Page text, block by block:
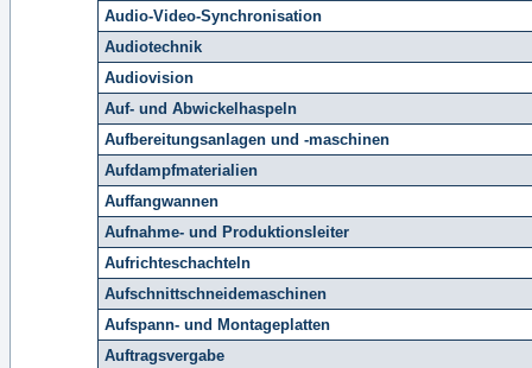
Audio-Video-Synchronisation
Audiotechnik
Audiovision
Auf- und Abwickelhaspeln
Aufbereitungsanlagen und -maschinen
Aufdampfmaterialien
Auffangwannen
Aufnahme- und Produktionsleiter
Aufrichteschachteln
Aufschnittschneidemaschinen
Aufspann- und Montageplatten
Auftragsvergabe